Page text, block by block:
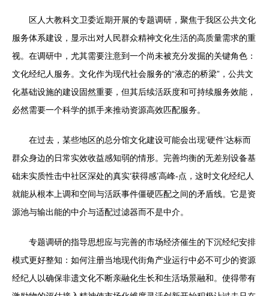
区人大教科文卫委近期开展的专题调研，聚焦于我区公共文化
服务体系建设，显示出对人民群众精神文化生活的高质量需求的重
视。在调研中，尤其需要注意到一个尚未被充分发掘的关键角色：
文化经纪人服务。文化作为现代社会服务的“液态的桥梁”，公共文
化基础设施的建设固然重要，但其后续活跃度和可持续服务效能，
必然需要一个科学的抓手来推动资源高效匹配服务。
在过去，某些地区的总分馆文化建设可能会出现‘硬件’达标而
群众身边的日常实效收益感知弱的情形。完善均衡的无差别设备基
础未实质性击中社区深处的真实‘获得感’高峰-点，这时文化经纪人
就能从根本上调和空间与活跃事件僵硬匹配之间的矛盾线。它是资
源池与输出能的中介与适配过滤器而不是中介。
专题调研的指导思想应与完善的市场经济催生的下沉经纪安排
模式更好整知：如何注册当地现代街角产业运行中必不可少的资源
经纪人以确保非遗文化不断亲融化生长和生活场景融和。使得带有